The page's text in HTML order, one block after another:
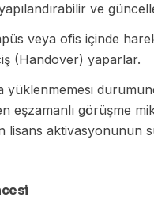
ve
veya ofis içinde
(Handover) yaparlar.
yüklenmemesi
eşzamanlı görüşme
lisans aktivasyonunun